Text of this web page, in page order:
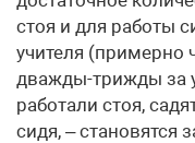
стоя и для работы
учителя (примерно
дважды-трижды за
работали стоя,
сидя, – становятся